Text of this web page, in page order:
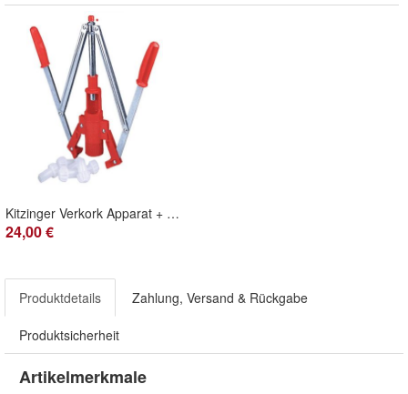
Kitzinger Verkork Apparat + 100 Korken gerade
24,00 €
Produktdetails Zahlung, Versand & Rückgabe
Produktsicherheit
Artikelmerkmale